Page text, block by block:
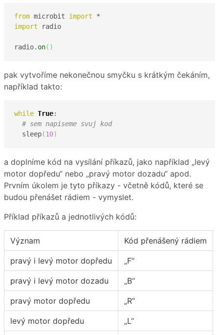
from microbit import
import radio
radio. on( )
pak vytvoříme nekonečnou smyčku s krátkým čekáním,
například takto:
while True:
# sem napiseme svuj kod
  sleep
(10)
a doplníme kód na vysílání příkazů, jako například „levý
motor dopředu“ nebo „pravý motor dozadu“ apod.
Prvním úkolem je tyto příkazy - včetně kódů, které se
budou přenášet rádiem - vymyslet.
Příklad příkazů a jednotlivých kódů:
Význam Kód přenášený rádiem
pravý i levý motor dopředu „F“
pravý i levý motor dozadu „B“
pravý motor dopředu „R“
levý motor dopředu „L“